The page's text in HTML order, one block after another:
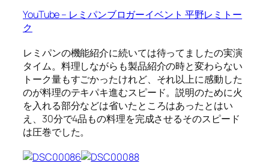
YouTube – レミパンブロガーイベント 平野レミトー
ク
レミパンの機能紹介に続いては待ってましたの実演
タイム。料理しながらも製品紹介の時と変わらない
トーク量もすごかったけれど、それ以上に感動した
のが料理のテキパキ進むスピード。説明のために火
を入れる部分などは省いたところはあったとはい
え、30分で4品もの料理を完成させるそのスピード
は圧巻でした。